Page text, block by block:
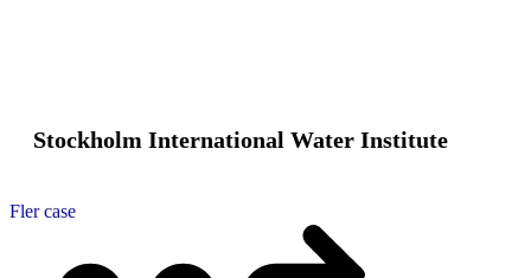
Stockholm International Water Institute
Fler case